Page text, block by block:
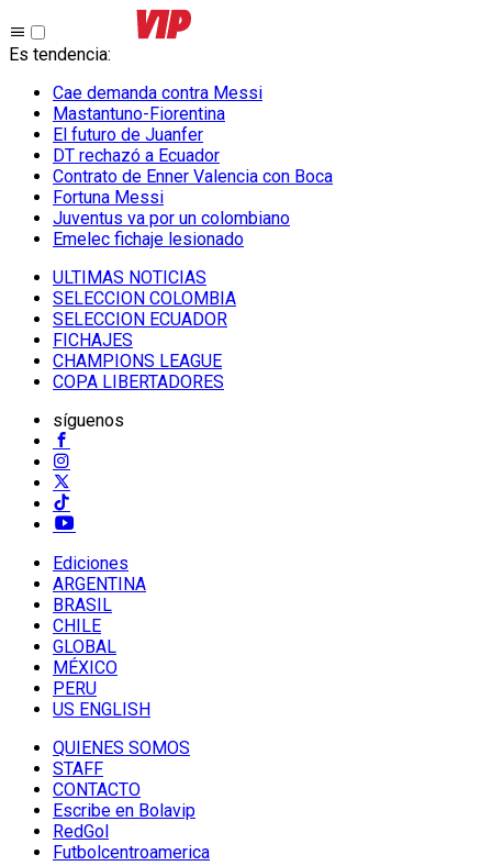
Es tendencia:
Cae demanda contra Messi
Mastantuno-Fiorentina
El futuro de Juanfer
DT rechazó a Ecuador
Contrato de Enner Valencia con Boca
Fortuna Messi
Juventus va por un colombiano
Emelec fichaje lesionado
ULTIMAS NOTICIAS
SELECCION COLOMBIA
SELECCION ECUADOR
FICHAJES
CHAMPIONS LEAGUE
COPA LIBERTADORES
síguenos
Ediciones
ARGENTINA
BRASIL
CHILE
GLOBAL
MÉXICO
PERU
US ENGLISH
QUIENES SOMOS
STAFF
CONTACTO
Escribe en Bolavip
RedGol
Futbolcentroamerica